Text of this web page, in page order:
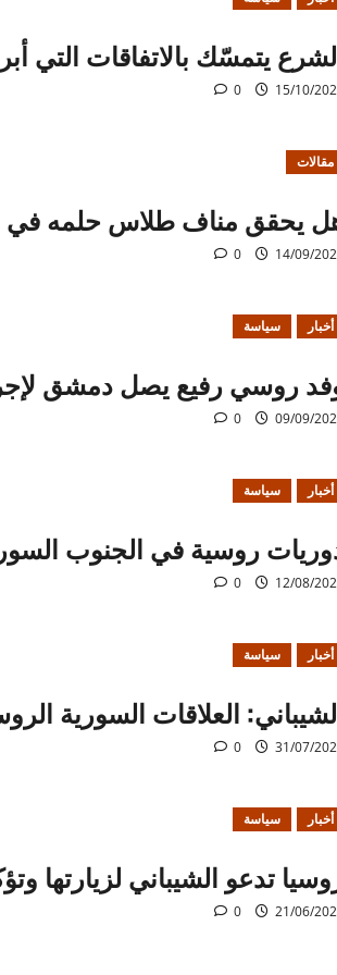
يتمسّك بالاتفاقات التي
15/10/
0
مقالات
يحقق مناف طلاس حلمه
14/09/
0
أخبار سياسة
روسي رفيع يصل دمشق
09/09/
0
أخبار سياسة
روسية في الجنوب
12/08/
0
أخبار سياسة
العلاقات السورية
31/07/
0
أخبار سياسة
تدعو الشيباني لزيارتها
21/06/
0